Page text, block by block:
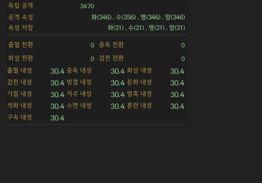
독립 공격 3470
공격 속성
화(346) , 수(356) , 명(346) , 암(346)
속성 저항
화(21) , 수(21) , 명(21) , 암(21)
출혈 전환 0 중독 전환 0
화상 전환 0 감전 전환 0
출혈 내성 30.4 중독 내성 30.4 화상 내성 30.4
감전 내성 30.4 빙결 내성 30.4 둔화 내성 30.4
기절 내성 30.4 저주 내성 30.4 암흑 내성 30.4
석화 내성 30.4 수면 내성 30.4 혼란 내성 30.4
구속 내성 30.4